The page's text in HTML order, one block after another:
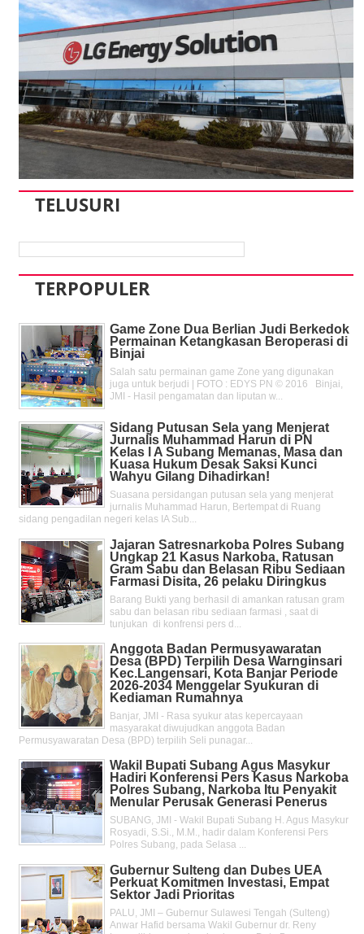
TELUSURI
TERPOPULER
Game Zone Dua Berlian Judi Berkedok
Permainan Ketangkasan Beroperasi di
Binjai
Salah satu permainan game Zone yang digunakan
juga untuk berjudi | FOTO : EDYS PN © 2016 Binjai,
JMI - Hasil pengamatan dan liputan w...
Sidang Putusan Sela yang Menjerat
Jurnalis Muhammad Harun di PN
Kelas l A Subang Memanas, Masa dan
Kuasa Hukum Desak Saksi Kunci
Wahyu Gilang Dihadirkan!
Suasana persidangan putusan sela yang menjerat
jurnalis Muhammad Harun, Bertempat di Ruang
sidang pengadilan negeri kelas IA Sub...
Jajaran Satresnarkoba Polres Subang
Ungkap 21 Kasus Narkoba, Ratusan
Gram Sabu dan Belasan Ribu Sediaan
Farmasi Disita, 26 pelaku Diringkus
Barang Bukti yang berhasil di amankan ratusan gram
sabu dan belasan ribu sediaan farmasi , saat di
tunjukan di konfrensi pers d...
Anggota Badan Permusyawaratan
Desa (BPD) Terpilih Desa Warnginsari
Kec.Langensari, Kota Banjar Periode
2026-2034 Menggelar Syukuran di
Kediaman Rumahnya
Banjar, JMI - Rasa syukur atas kepercayaan
masyarakat diwujudkan anggota Badan
Permusyawaratan Desa (BPD) terpilih Seli punagar...
Wakil Bupati Subang Agus Masykur
Hadiri Konferensi Pers Kasus Narkoba
Polres Subang, Narkoba Itu Penyakit
Menular Perusak Generasi Penerus
SUBANG, JMI - Wakil Bupati Subang H. Agus Masykur
Rosyadi, S.Si., M.M., hadir dalam Konferensi Pers
Polres Subang, pada Selasa ...
Gubernur Sulteng dan Dubes UEA
Perkuat Komitmen Investasi, Empat
Sektor Jadi Prioritas
PALU, JMI – Gubernur Sulawesi Tengah (Sulteng)
Anwar Hafid bersama Wakil Gubernur dr. Reny